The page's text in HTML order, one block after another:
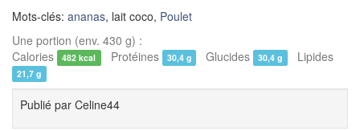
Mots-clés: ananas, lait coco, Poulet
Une portion (env. 430 g) :
Calories
482 kcal Protéines 30,4 g Glucides 30,4 g Lipides
21,7 g
Publié par Celine44